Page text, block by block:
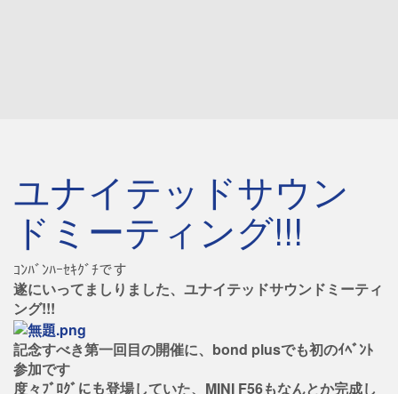
ユナイテッドサウン
ドミーティング!!!
ｺﾝﾊﾞﾝﾊｰｾｷｸﾞﾁです
遂にいってましりました、ユナイテッドサウンドミーティ
ング!!!
記念すべき第一回目の開催に、bond plusでも初のｲﾍﾞﾝﾄ
参加です
度々ﾌﾞﾛｸﾞにも登場していた、MINI F56もなんとか完成し